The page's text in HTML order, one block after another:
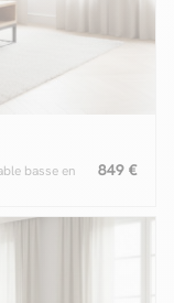
basse en
849 €